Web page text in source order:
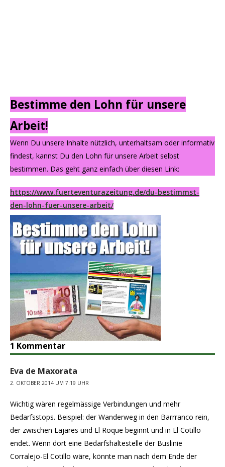
Bestimme den Lohn für unsere
Arbeit!
Wenn Du unsere Inhalte nützlich, unterhaltsam oder informativ
findest, kannst Du den Lohn für unsere Arbeit selbst
bestimmen. Das geht ganz einfach über diesen Link:
https://www.fuerteventurazeitung.de/du-bestimmst-
den-lohn-fuer-unsere-arbeit/
1 Kommentar
Eva de Maxorata
2. OKTOBER 2014 UM 7:19 UHR
Wichtig wären regelmässige Verbindungen und mehr
Bedarfsstops. Beispiel: der Wanderweg in den Barrranco rein,
der zwischen Lajares und El Roque beginnt und in El Cotillo
endet. Wenn dort eine Bedarfshaltestelle der Buslinie
Corralejo-El Cotillo wäre, könnte man nach dem Ende der